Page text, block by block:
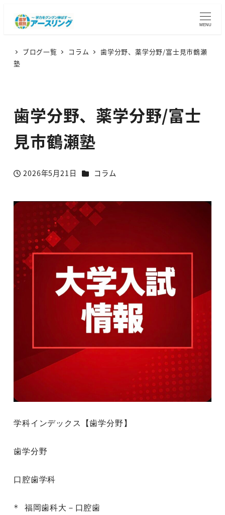
MENU
ブログ一覧 コラム
歯学分野、薬学分野/富士見市鶴瀬
塾
歯学分野、薬学分野/富士
見市鶴瀬塾
投稿日
2026年5月21日 カテゴリー
コラム
学科インデックス【歯学分野】
歯学分野
口腔歯学科
* 福岡歯科大－口腔歯